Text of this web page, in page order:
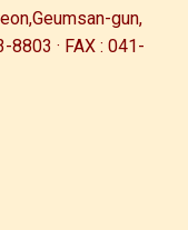
Geumsan-gun,
8803 · FAX : 041-